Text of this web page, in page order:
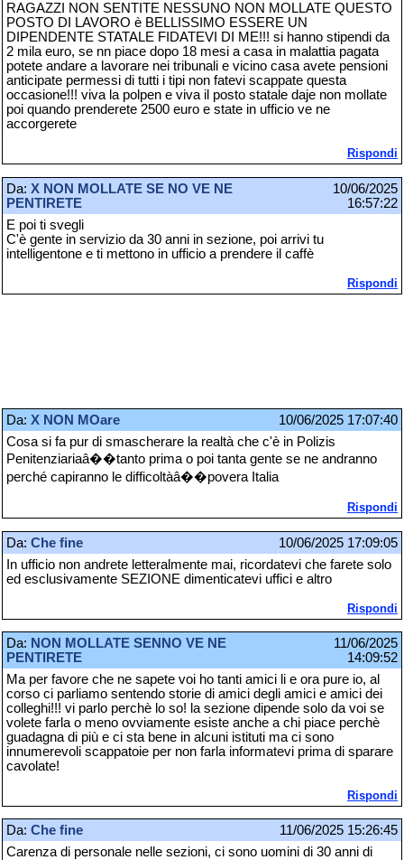
RAGAZZI NON SENTITE NESSUNO NON MOLLATE QUESTO
POSTO DI LAVORO è BELLISSIMO ESSERE UN
DIPENDENTE STATALE FIDATEVI DI ME!!! si hanno stipendi da
2 mila euro, se nn piace dopo 18 mesi a casa in malattia pagata
potete andare a lavorare nei tribunali e vicino casa avete pensioni
anticipate permessi di tutti i tipi non fatevi scappate questa
occasione!!! viva la polpen e viva il posto statale daje non mollate
poi quando prenderete 2500 euro e state in ufficio ve ne
accorgerete
Rispondi
Da: X NON MOLLATE SE NO VE NE
PENTIRETE
10/06/2025
16:57:22
E poi ti svegli
C'è gente in servizio da 30 anni in sezione, poi arrivi tu
intelligentone e ti mettono in ufficio a prendere il caffè
Rispondi
Da: X NON MOare
10/06/2025 17:07:40
Cosa si fa pur di smascherare la realtà che c'è in Polizis
Penitenziariaâ��tanto prima o poi tanta gente se ne andranno
perché capiranno le difficoltàâ��povera Italia
Rispondi
Da: Che fine
10/06/2025 17:09:05
In ufficio non andrete letteralmente mai, ricordatevi che farete solo
ed esclusivamente SEZIONE dimenticatevi uffici e altro
Rispondi
Da: NON MOLLATE SENNO VE NE
PENTIRETE
11/06/2025
14:09:52
Ma per favore che ne sapete voi ho tanti amici li e ora pure io, al
corso ci parliamo sentendo storie di amici degli amici e amici dei
colleghi!!! vi parlo perchè lo so! la sezione dipende solo da voi se
volete farla o meno ovviamente esiste anche a chi piace perchè
guadagna di più e ci sta bene in alcuni istituti ma ci sono
innumerevoli scappatoie per non farla informatevi prima di sparare
cavolate!
Rispondi
Da: Che fine
11/06/2025 15:26:45
Carenza di personale nelle sezioni, ci sono uomini di 30 anni di